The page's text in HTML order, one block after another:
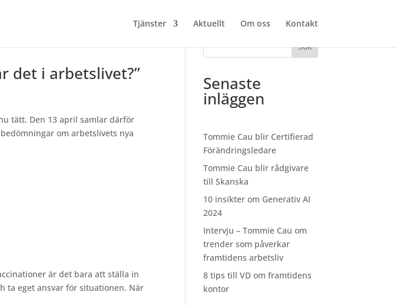
Tjänster Aktuellt Om oss Kontakt
det i arbetslivet?”
tätt. Den 13 april samlar därför
om arbetslivets nya
är det bara att ställa in
ta eget ansvar för situationen. När
Sök
Senaste
inläggen
Tommie Cau blir Certifierad
Förändringsledare
Tommie Cau blir rådgivare
till Skanska
10 insikter om Generativ AI
2024
Intervju – Tommie Cau om
trender som påverkar
framtidens arbetsliv
8 tips till VD om framtidens
kontor